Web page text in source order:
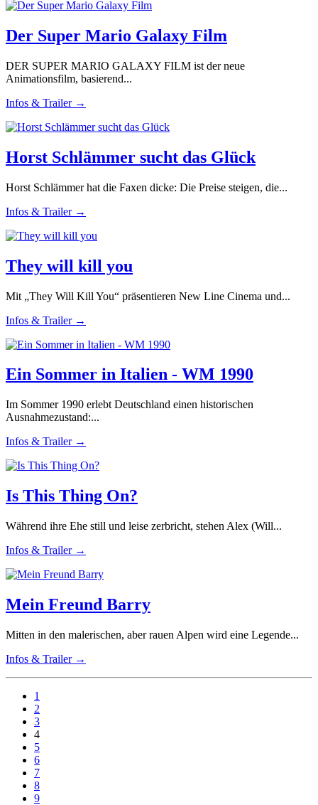
Der Super Mario Galaxy Film
DER SUPER MARIO GALAXY FILM ist der neue
Animationsfilm, basierend...
Infos & Trailer →
Horst Schlämmer sucht das Glück
Horst Schlämmer hat die Faxen dicke: Die Preise steigen, die...
Infos & Trailer →
They will kill you
Mit „They Will Kill You“ präsentieren New Line Cinema und...
Infos & Trailer →
Ein Sommer in Italien - WM 1990
Im Sommer 1990 erlebt Deutschland einen historischen
Ausnahmezustand:...
Infos & Trailer →
Is This Thing On?
Während ihre Ehe still und leise zerbricht, stehen Alex (Will...
Infos & Trailer →
Mein Freund Barry
Mitten in den malerischen, aber rauen Alpen wird eine Legende...
Infos & Trailer →
1
2
3
4
5
6
7
8
9